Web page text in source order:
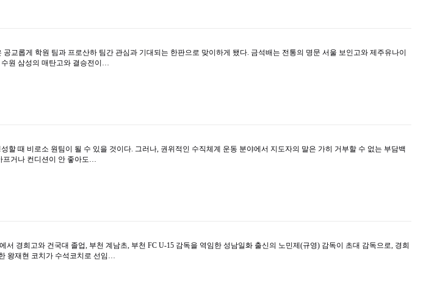
교롭게 학원 팀과 프로산하 팀간 관심과 기대되는 한판으로 맞이하게 됐다. 금석배는 전통의 명문 서울 보인고와 제주유나이
원 삼성의 매탄고와 결승전이…
할 때 비로소 원팀이 될 수 있을 것이다. 그러나, 권위적인 수직체계 운동 분야에서 지도자의 말은 가히 거부할 수 없는 부담백
프거나 컨디션이 안 좋아도…
경희고와 건국대 졸업, 부천 계남초, 부천 FC U-15 감독을 역임한 성남일화 출신의 노민제(규영) 감독이 초대 감독으로, 경희
왕재현 코치가 수석코치로 선임…